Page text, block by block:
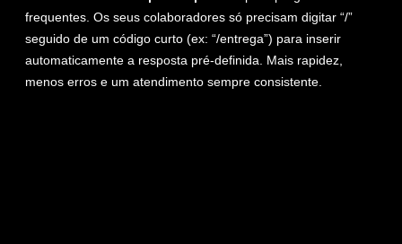
frequentes. Os seus colaboradores só precisam digitar “/”
seguido de um código curto (ex: “/entrega”) para inserir
automaticamente a resposta pré-definida. Mais rapidez,
menos erros e um atendimento sempre consistente.